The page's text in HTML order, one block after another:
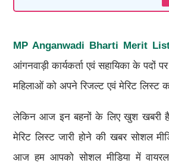
MP Anganwadi Bharti Merit
आंगनवाड़ी कार्यकर्ता एवं सहायिका के पदों
महिलाओं को अपने रिजल्ट एवं मेरिट लिस्ट
लेकिन आज इन बहनों के लिए खुश खबरी
मेरिट लिस्ट जारी होने की खबर सोशल
आज हम आपको सोशल मीडिया में